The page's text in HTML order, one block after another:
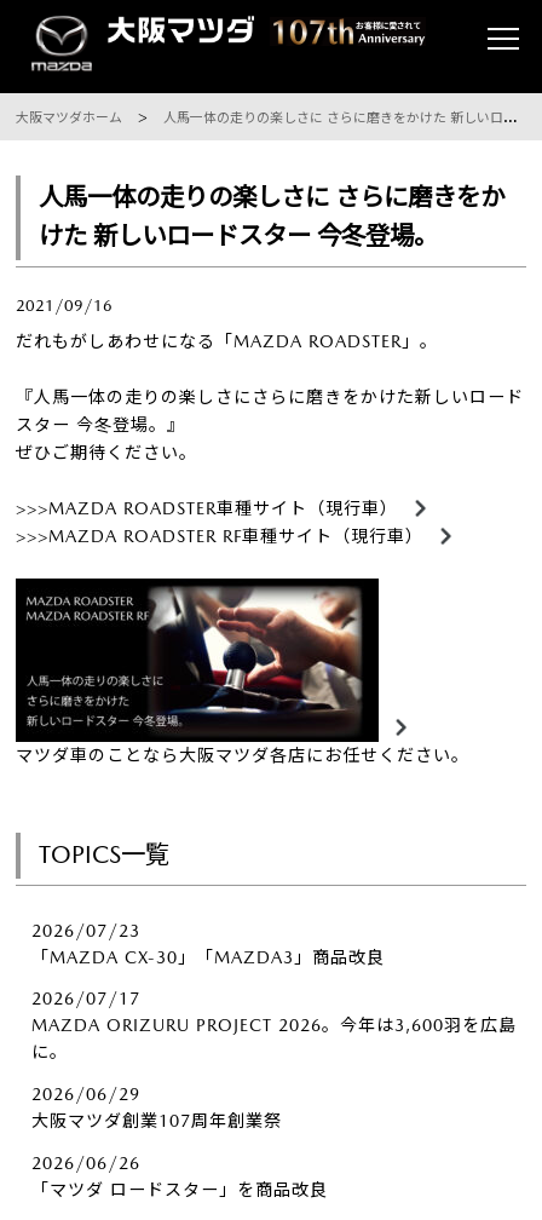
大阪マツダホーム 人馬一体の走りの楽しさに さらに磨きをかけた 新しいロードスター 今冬登場。
人馬一体の走りの楽しさに さらに磨きをか
けた 新しいロードスター 今冬登場。
2021/09/16
だれもがしあわせになる「MAZDA ROADSTER」。
『人馬一体の走りの楽しさにさらに磨きをかけた新しいロード
スター 今冬登場。』
ぜひご期待ください。
>>>MAZDA ROADSTER車種サイト（現行車）
>>>MAZDA ROADSTER RF車種サイト（現行車）
マツダ車のことなら大阪マツダ各店にお任せください。
TOPICS一覧
2026/07/23
「MAZDA CX-30」「MAZDA3」商品改良
2026/07/17
MAZDA ORIZURU PROJECT 2026。今年は3,600羽を広島
に。
2026/06/29
大阪マツダ創業107周年創業祭
2026/06/26
「マツダ ロードスター」を商品改良